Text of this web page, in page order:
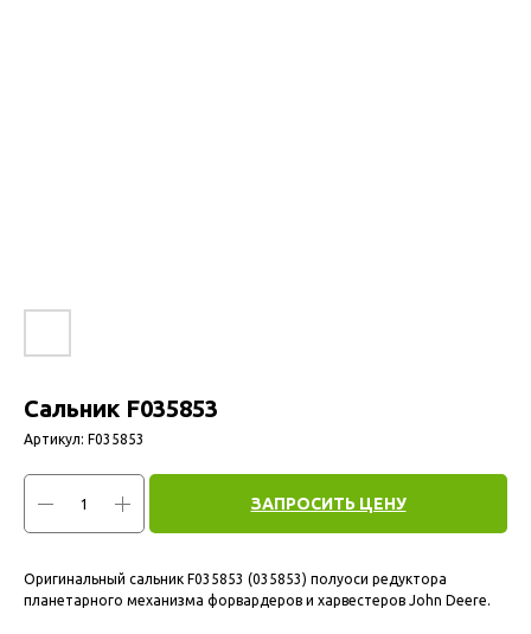
Сальник F035853
Артикул: F035853
ЗАПРОСИТЬ ЦЕНУ
Оригинальный сальник F035853 (035853) полуоси редуктора
планетарного механизма форвардеров и харвестеров John Deere.